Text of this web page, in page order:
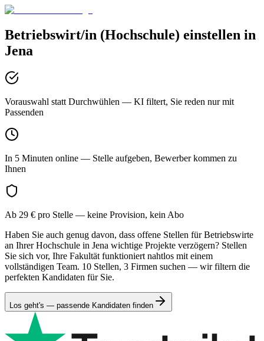
Betriebswirt/in (Hochschule) einstellen in
Jena
Vorauswahl statt Durchwühlen — KI filtert, Sie reden nur mit
Passenden
In 5 Minuten online — Stelle aufgeben, Bewerber kommen zu
Ihnen
Ab 29 € pro Stelle — keine Provision, kein Abo
Haben Sie auch genug davon, dass offene Stellen für Betriebswirte
an Ihrer Hochschule in Jena wichtige Projekte verzögern? Stellen
Sie sich vor, Ihre Fakultät funktioniert nahtlos mit einem
vollständigen Team. 10 Stellen, 3 Firmen suchen — wir filtern die
perfekten Kandidaten für Sie.
Los geht's — passende Kandidaten finden